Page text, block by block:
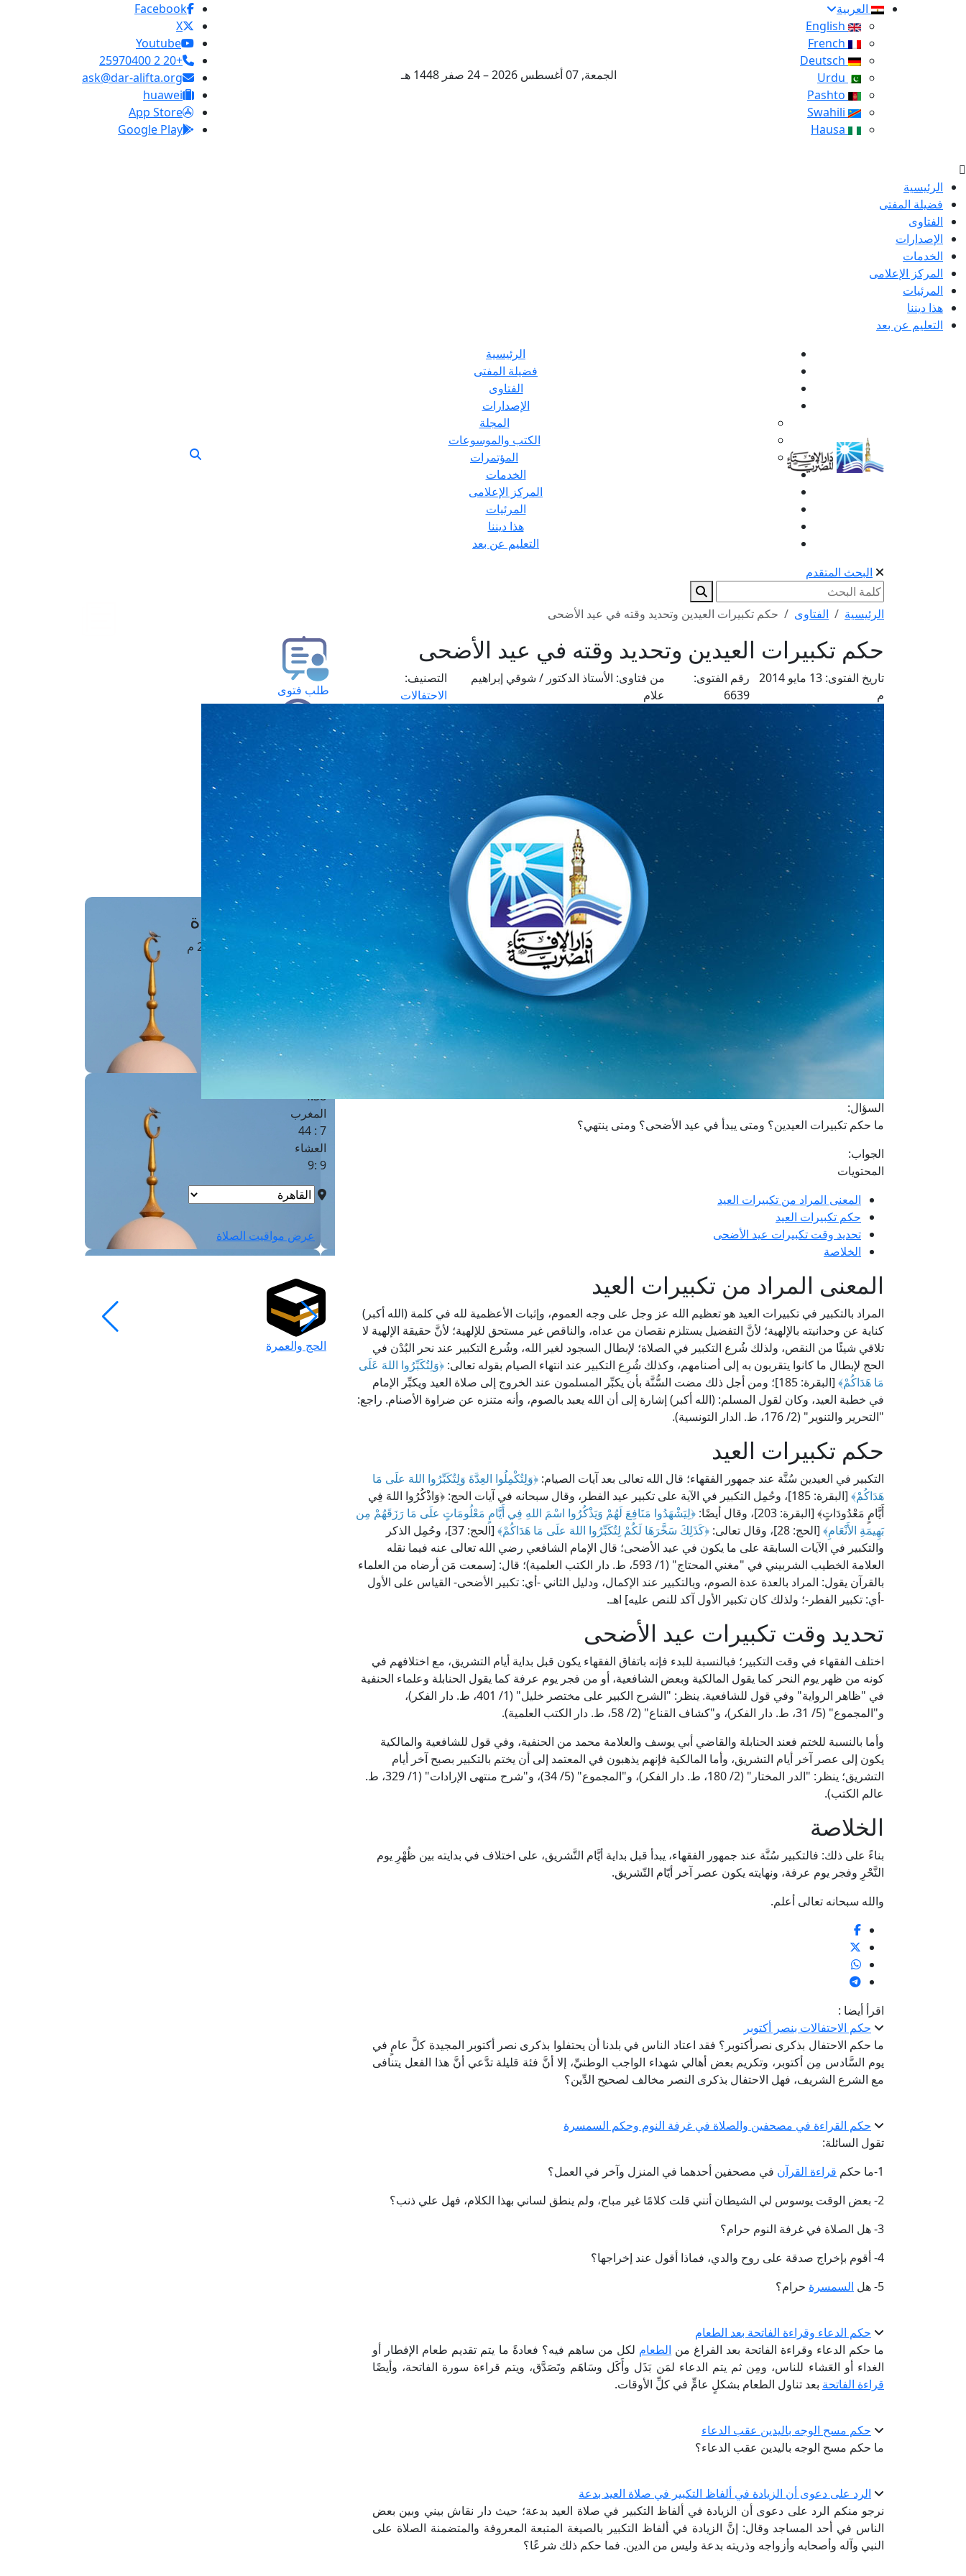
العربية
الجمعة, 07 أغسطس 2026 – 24 صفر 1448 هـ
Facebook
X
Youtube
+20 2 25970400
ask@dar-alifta.org
huawei
App Store
Google Play
الرئيسية
فضيلة المفتى
الفتاوى
الإصدارات
الخدمات
المركز الإعلامى
المرئيات
هذا ديننا
التعليم عن بعد
الرئيسية
فضيلة المفتى
الفتاوى
الإصدارات
المجلة
الكتب والموسوعات
المؤتمرات
الخدمات
المركز الإعلامى
المرئيات
هذا ديننا
التعليم عن بعد
البحث المتقدم
الرئيسية الفتاوى حكم تكبيرات العيدين وتحديد وقته في عيد الأضحى
حكم تكبيرات العيدين وتحديد وقته في عيد الأضحى
تاريخ الفتوى:
13 مايو 2014
م
رقم الفتوى:
6639
من فتاوى: الأستاذ الدكتور / شوقي إبراهيم
علام
التصنيف:
الاحتفالات
السؤال:
ما حكم تكبيرات العيدين؟ ومتى يبدأ في عيد الأضحى؟ ومتى ينتهي؟
الجواب:
المحتويات
المعنى المراد من تكبيرات العيد
حكم تكبيرات العيد
تحديد وقت تكبيرات عيد الأضحى
الخلاصة
المعنى المراد من تكبيرات العيد
المراد بالتكبير في تكبيرات العيد هو تعظيم الله عز وجل على وجه العموم، وإثبات الأعظمية لله في كلمة (الله أكبر)
كناية عن وحدانيته بالإلهية؛ لأنَّ التفضيل يستلزم نقصان من عداه، والناقص غير مستحق للإلهية؛ لأنَّ حقيقة الإلهية لا
تلاقي شيئًا من النقص، ولذلك شُرع التكبير في الصلاة؛ لإبطال السجود لغير الله، وشُرع التكبير عند نحر البُدْن في
الحج لإبطال ما كانوا يتقربون به إلى أصنامهم، وكذلك شُرِع التكبير عند انتهاء الصيام بقوله تعالى: ﴿وَلِتُكَبِّرُوا اللهَ عَلَى
مَا هَدَاكُمْ﴾
[البقرة: 185]؛ ومن أجل ذلك مضت السُّنَّة بأن يكبِّر المسلمون عند الخروج إلى صلاة العيد ويكبِّر الإمام
في خطبة العيد، وكان لقول المسلم: (الله أكبر) إشارة إلى أن الله يعبد بالصوم، وأنه متنزه عن ضراوة الأصنام. راجع:
"التحرير والتنوير" (2/ 176، ط. الدار التونسية).
حكم تكبيرات العيد
التكبير في العيدين سُنَّة عند جمهور الفقهاء؛ قال الله تعالى بعد آيات الصيام: ﴿وَلِتُكْمِلُوا العِدَّةَ وَلِتُكَبِّرُوا اللهَ علَى مَا
هَدَاكُمْ﴾
[البقرة: 185]، وحُمِل التكبير في الآية على تكبير عيد الفطر، وقال سبحانه في آيات الحج: ﴿وَاذْكُرُوا اللهَ فِي
أَيَّامٍ مَعْدُودَاتٍ﴾ [البقرة: 203]، وقال أيضًا:
﴿لِيَشْهَدُوا مَنَافِعَ لَهُمْ وَيَذْكُرُوا اسْمَ اللهِ فِي أَيَّامٍ مَعْلُومَاتٍ علَى مَا رَزَقَهُمْ مِن
بَهِيمَةِ الأَنْعَامِ﴾ [الحج: 28]، وقال تعالى: ﴿كَذَلِكَ سَخَّرَهَا لَكُمْ لِتُكَبِّرُوا اللهَ علَى مَا هَدَاكُمْ﴾
[الحج: 37]، وحُمِل الذكر
والتكبير في الآيات السابقة على ما يكون في عيد الأضحى؛ قال الإمام الشافعي رضي الله تعالى عنه فيما نقله
العلامة الخطيب الشربيني في "مغني المحتاج" (1/ 593، ط. دار الكتب العلمية)؛ قال: [سمعت مَن أرضاه من العلماء
بالقرآن يقول: المراد بالعدة عدة الصوم، وبالتكبير عند الإكمال، ودليل الثاني -أي: تكبير الأضحى- القياس على الأول
-أي: تكبير الفطر-؛ ولذلك كان تكبير الأول آكد للنص عليه] اهـ.
تحديد وقت تكبيرات عيد الأضحى
اختلف الفقهاء في وقت التكبير؛ فبالنسبة للبدء فإنه باتفاق الفقهاء يكون قبل بداية أيام التشريق، مع اختلافهم في
كونه من ظهر يوم النحر كما يقول المالكية وبعض الشافعية، أو من فجر يوم عرفة كما يقول الحنابلة وعلماء الحنفية
في "ظاهر الرواية" وفي قول للشافعية. ينظر: "الشرح الكبير على مختصر خليل" (1/ 401، ط. دار الفكر)،
و"المجموع" (5/ 31، ط. دار الفكر)، و"كشاف القناع" (2/ 58، ط. دار الكتب العلمية).
وأما بالنسبة للختم فعند الحنابلة والقاضي أبي يوسف والعلامة محمد من الحنفية، وفي قول للشافعية والمالكية
يكون إلى عصر آخر أيام التشريق، وأما المالكية فإنهم يذهبون في المعتمد إلى أن يختم بالتكبير بصبح آخر أيام
التشريق؛ ينظر: "الدر المختار" (2/ 180، ط. دار الفكر)، و"المجموع" (5/ 34)، و"شرح منتهى الإرادات" (1/ 329، ط.
عالم الكتب).
الخلاصة
بناءً على ذلك: فالتكبير سُنَّة عند جمهور الفقهاء، يبدأ قبل بداية أيَّام التَّشريق، على اختلاف في بدايته بين ظُهْرِ يوم
النَّحْرِ وفجر يوم عرفة، ونهايته يكون عصر آخر أيّام التّشريق.
والله سبحانه تعالى أعلم.
اقرأ أيضا :
حكم الاحتفالات بنصر أكتوبر
ما حكم الاحتفال بذكرى نصرأكتوبر؟ فقد اعتاد الناس في بلدنا أن يحتفلوا بذكرى نصر أكتوبر المجيدة كلَّ عامٍ في
يوم السَّادس مِن أكتوبر، وتكريم بعض أهالي شهداء الواجب الوطنيِّ، إلا أنَّ فئة قليلة تدَّعي أنَّ هذا الفعل يتنافى
مع الشرع الشريف، فهل الاحتفال بذكرى النصر مخالف لصحيح الدِّين؟
حكم القراءة في مصحفين والصلاة في غرفة النوم وحكم السمسرة
تقول السائلة:
1-ما حكم
قراءة القرآن في مصحفين أحدهما في المنزل وآخر في العمل؟
2- بعض الوقت يوسوس لي الشيطان أنني قلت كلامًا غير مباح، ولم ينطق لساني بهذا الكلام، فهل علي ذنب؟
3- هل الصلاة في غرفة النوم حرام؟
4- أقوم بإخراج صدقة على روح والدي، فماذا أقول عند إخراجها؟
5- هل
السمسرة حرام؟
حكم الدعاء وقراءة الفاتحة بعد الطعام
ما حكم الدعاء وقراءة الفاتحة بعد الفراغ من الطعام لكل من ساهم فيه؟ فعادةً ما يتم تقديم طعام الإفطار أو
الغداء أو العَشاء للناس، ومِن ثم يتم الدعاء لمَن بَذَل وأَكَل وسَاهَم وتَصَدَّق، ويتم قراءة سورة الفاتحة، وأيضًا
قراءة الفاتحة بعد تناول الطعام بشكلٍ عامٍّ في كلِّ الأوقات.
حكم مسح الوجه باليدين عقب الدعاء
ما حكم مسح الوجه باليدين عقب الدعاء؟
الرد على دعوى أن الزيادة في ألفاظ التكبير في صلاة العيد بدعة
نرجو منكم الرد على دعوى أن الزيادة في ألفاظ التكبير في صلاة العيد بدعة؛ حيث دار نقاش بيني وبين بعض
الناس في أحد المساجد وقال: إنَّ الزيادة في ألفاظ التكبير بالصيغة المتبعة المعروفة والمتضمنة الصلاة على
النبي وآله وأصحابه وأزواجه وذريته بدعة وليس من الدين. فما حكم ذلك شرعًا؟
طلب فتوى
استعلام عن فتوى
حجز موعد
الفتوى الهاتفية
مَواقِيتُ الصَّـــلاة
القاهرة · 07 أغسطس 2026 م
4 :41
الشروق
6 :17
4:38
المغرب
7 : 44
العشاء
9 :9
عرض مواقيت الصلاة
الحج والعمرة